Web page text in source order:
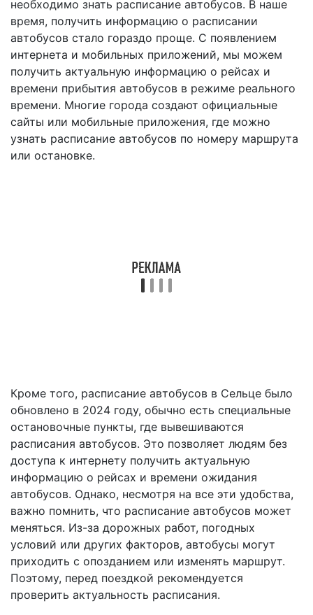
необходимо знать расписание автобусов. В наше
время, получить информацию о расписании
автобусов стало гораздо проще. С появлением
интернета и мобильных приложений, мы можем
получить актуальную информацию о рейсах и
времени прибытия автобусов в режиме реального
времени. Многие города создают официальные
сайты или мобильные приложения, где можно
узнать расписание автобусов по номеру маршрута
или остановке.
Кроме того, расписание автобусов в Сельце было
обновлено в 2024 году, обычно есть специальные
остановочные пункты, где вывешиваются
расписания автобусов. Это позволяет людям без
доступа к интернету получить актуальную
информацию о рейсах и времени ожидания
автобусов. Однако, несмотря на все эти удобства,
важно помнить, что расписание автобусов может
меняться. Из-за дорожных работ, погодных
условий или других факторов, автобусы могут
приходить с опозданием или изменять маршрут.
Поэтому, перед поездкой рекомендуется
проверить актуальность расписания.